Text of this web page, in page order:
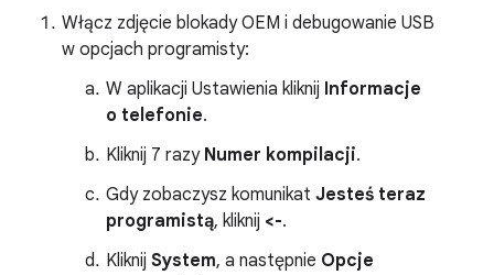
Włącz zdjęcie blokady OEM i debugowanie USB
w opcjach programisty:
W aplikacji Ustawienia kliknij Informacje
o telefonie.
Kliknij 7 razy Numer kompilacji.
Gdy zobaczysz komunikat Jesteś teraz
programistą, kliknij <-.
Kliknij System, a następnie Opcje